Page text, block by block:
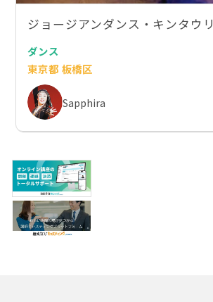
ジョージアンダンス・キンタウ
ダンス
東京都 板橋区
Sapphira